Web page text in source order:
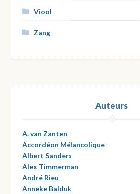
Viool
Zang
Auteurs
A. van Zanten
Accordéon Mélancolique
Albert Sanders
Alex Timmerman
André Rieu
Anneke Balduk